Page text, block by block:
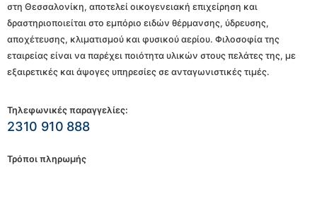
στη Θεσσαλονίκη, αποτελεί οικογενειακή επιχείρηση και
δραστηριοποιείται στο εμπόριο ειδών θέρμανσης, ύδρευσης,
αποχέτευσης, κλιματισμού και φυσικού αερίου. Φιλοσοφία της
εταιρείας είναι να παρέχει ποιότητα υλικών στους πελάτες της, με
εξαιρετικές και άψογες υπηρεσίες σε ανταγωνιστικές τιμές.
Τηλεφωνικές παραγγελίες:
2310 910 888
Τρόποι πληρωμής